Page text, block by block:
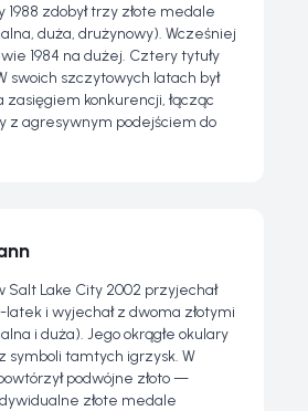
1988 zdobył trzy złote medale
duża, drużynowy). Wcześniej
1984 na dużej. Cztery tytuły
swoich szczytowych latach był
konkurencji, łącząc
z agresywnym podejściem do
Salt Lake City 2002 przyjechał
i wyjechał z dwoma złotymi
i duża). Jego okrągłe okulary
symboli tamtych igrzysk. W
podwójne złoto —
złote medale